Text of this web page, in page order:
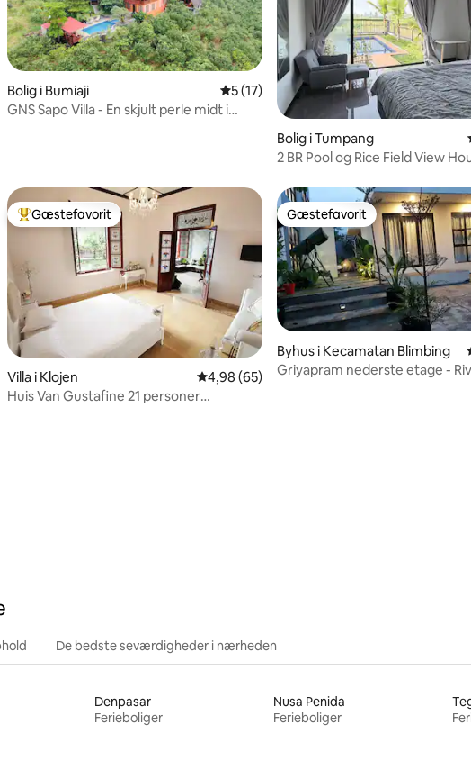
gennemsnitlig bedømmelse, 47 omtaler
Bolig i Bumiaji 5 ud af 5 i gennemsnitlig bedømmelse,
5 (17)
GNS Sapo Villa - En skjult perle midt i
Bolig i Tumpang
2 BR Pool og Rice Field View
i gennemsnitlig bedømmelse, 7 omtaler
Bedste gæstefavorit
Gæstefavorit
Villa i Klojen 4,98 ud af 5 i gennemsnitlig bedømmelse,
4,98 (65)
Huis Van Gustafine 21 personer
Gæstefavorit
Gæstefavorit
Byhus i Kecamatan Blimbing
Griyapram nederste etage -
De bedste seværdigheder i nærheden
Denpasar
Ferieboliger
Nusa Penida
Ferieboliger